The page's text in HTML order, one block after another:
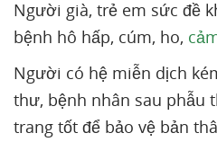
Người già, trẻ em sức đề
bệnh hô hấp, cúm, ho,
Người có hệ miễn dịch
thư, bệnh nhân sau phẫu
trang tốt để bảo vệ bản